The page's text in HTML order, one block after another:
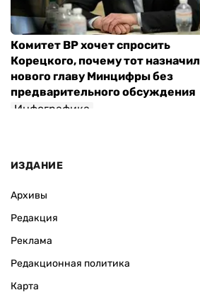
Комитет ВР хочет спросить
Корецкого, почему тот назначил
нового главу Минцифры без
предварительного обсуждения
Инфографика
ИЗДАНИЕ
Архивы
Редакция
Реклама
Редакционная политика
Карта